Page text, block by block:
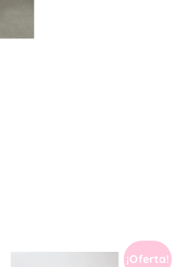
¡Oferta!